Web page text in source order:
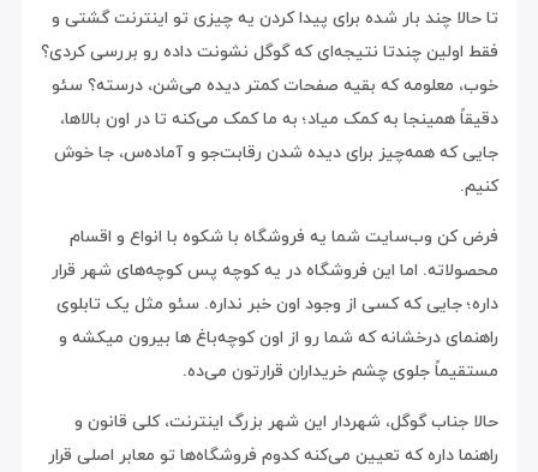
تا حالا چند بار شده برای پیدا کردن یه چیزی تو اینترنت گشتی و
فقط اولین چندتا نتیجه‌ای که گوگل نشونت داده رو بررسی کردی؟
خوب، معلومه که بقیه صفحات کمتر دیده می‌شن، درسته؟ سئو
دقیقاً همینجا به کمک میاد؛ به ما کمک می‌کنه تا در اون بالا‌ها،
جایی که همه‌چیز برای دیده شدن رقابت‌جو و آماده‌س، جا خوش
کنیم.
فرض کن وب‌سایت شما یه فروشگاه با شکوه با انواع و اقسام
محصولاته. اما این فروشگاه در یه کوچه پس کوچه‌های شهر قرار
داره؛ جایی که کسی از وجود اون خبر نداره. سئو مثل یک تابلوی
راهنمای درخشانه که شما رو از اون کوچه‌باغ ها بیرون میکشه و
مستقیماً جلوی چشم خریداران قرارتون می‌ده.
حالا جناب گوگل، شهردار این شهر بزرگ اینترنت، کلی قانون و
راهنما داره که تعیین می‌کنه کدوم فروشگاه‌ها تو معابر اصلی قرار